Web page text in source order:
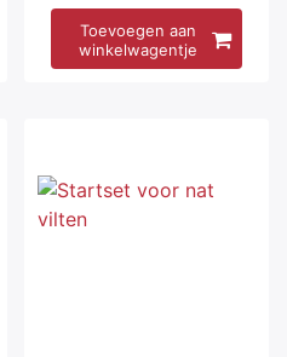
Toevoegen aan
winkelwagentje